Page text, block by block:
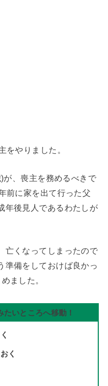
をやりました。
が、喪主を務めるべきで
前に家を出て行った父
年後見人であるわたしが
亡くなってしまったので
準備をしておけば良かっ
ました。
いところへ移動！
く